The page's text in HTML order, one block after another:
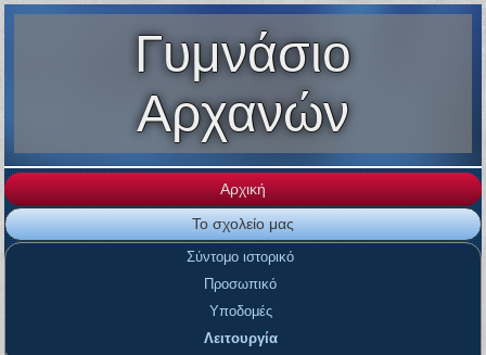
Γυμνάσιο
Αρχανών
Αρχική
Το σχολείο μας
Σύντομο ιστορικό
Προσωπικό
Υποδομές
Λειτουργία